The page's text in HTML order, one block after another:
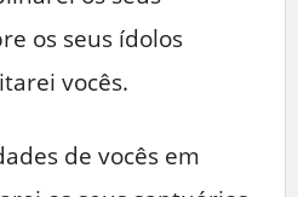
os seus ídolos
vocês.
de vocês em